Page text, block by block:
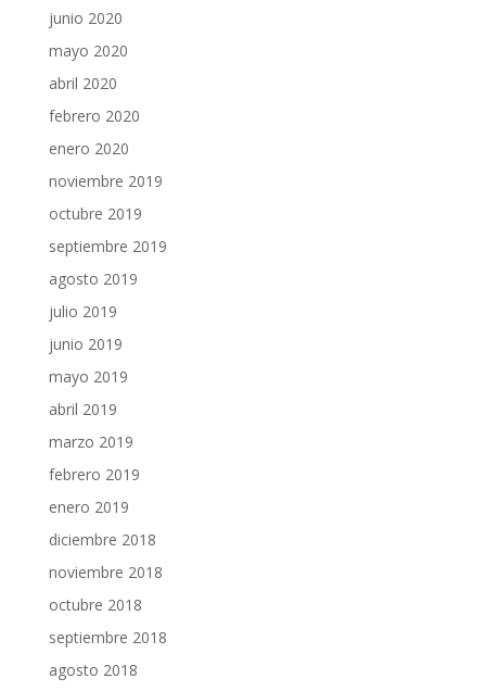
junio 2020
mayo 2020
abril 2020
febrero 2020
enero 2020
noviembre 2019
octubre 2019
septiembre 2019
agosto 2019
julio 2019
junio 2019
mayo 2019
abril 2019
marzo 2019
febrero 2019
enero 2019
diciembre 2018
noviembre 2018
octubre 2018
septiembre 2018
agosto 2018